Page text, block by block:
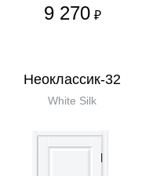
9 270 ₽
Неоклассик-32
White Silk